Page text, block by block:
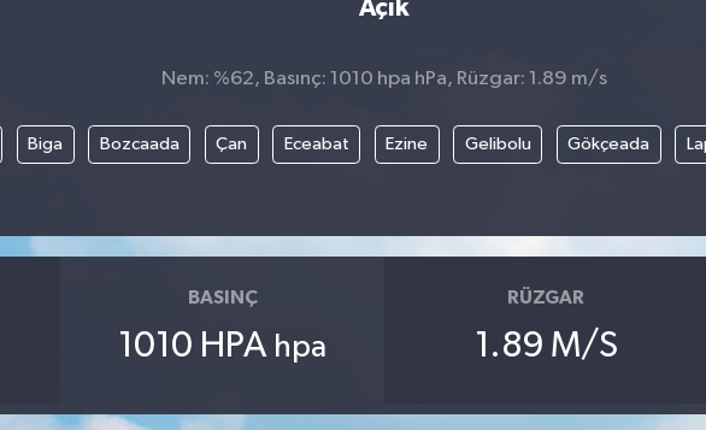
Açık
Nem: %62, Basınç: 1010 hpa hPa, Rüzgar: 1.89 m/s
Biga Bozcaada Çan Eceabat Ezine Gelibolu Gökçeada
BASINÇ
1010 HPA hpa
RÜZGAR
1.89 M/S